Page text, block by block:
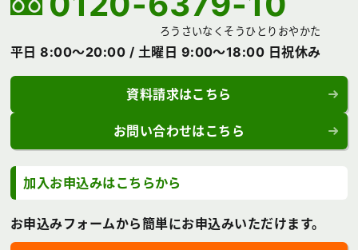
ろうさいなくそうひとりおやかた
平日 8:00～20:00 / 土曜日 9:00～18:00 日祝休み
資料請求はこちら
お問い合わせはこちら
加入お申込みはこちらから
お申込みフォームから簡単にお申込みいただけます。